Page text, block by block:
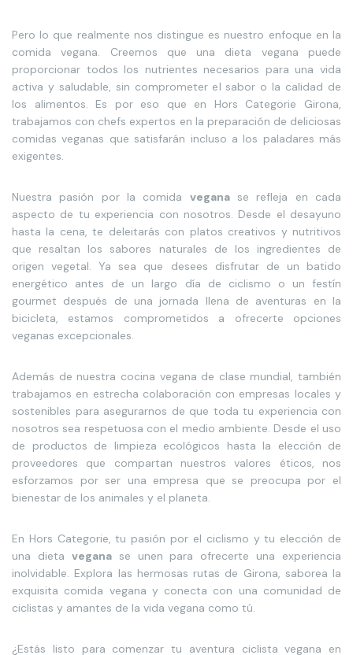
Pero lo que realmente nos distingue es nuestro enfoque en la
comida vegana. Creemos que una dieta vegana puede
proporcionar todos los nutrientes necesarios para una vida
activa y saludable, sin comprometer el sabor o la calidad de
los alimentos. Es por eso que en Hors Categorie Girona,
trabajamos con chefs expertos en la preparación de deliciosas
comidas veganas que satisfarán incluso a los paladares más
exigentes.
Nuestra pasión por la comida veganase refleja en cada
aspecto de tu experiencia con nosotros. Desde el desayuno
hasta la cena, te deleitarás con platos creativos y nutritivos
que resaltan los sabores naturales de los ingredientes de
origen vegetal. Ya sea que desees disfrutar de un batido
energético antes de un largo día de ciclismo o un festín
gourmet después de una jornada llena de aventuras en la
bicicleta, estamos comprometidos a ofrecerte opciones
veganas excepcionales.
Además de nuestra cocina vegana de clase mundial, también
trabajamos en estrecha colaboración con empresas locales y
sostenibles para asegurarnos de que toda tu experiencia con
nosotros sea respetuosa con el medio ambiente. Desde el uso
de productos de limpieza ecológicos hasta la elección de
proveedores que compartan nuestros valores éticos, nos
esforzamos por ser una empresa que se preocupa por el
bienestar de los animales y el planeta.
En Hors Categorie, tu pasión por el ciclismo y tu elección de
una dieta veganase unen para ofrecerte una experiencia
inolvidable. Explora las hermosas rutas de Girona, saborea la
exquisita comida vegana y conecta con una comunidad de
ciclistas y amantes de la vida vegana como tú.
¿Estás listo para comenzar tu aventura ciclista vegana en